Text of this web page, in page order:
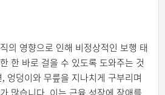
의 영향으로 인해 비정상적인 보행 태
한 바로 걸을 수 있도록 도와주는 것
엉덩이와 무릎을 지나치게 구부리며